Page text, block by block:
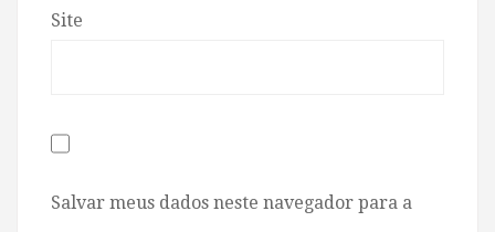
Site
Salvar meus dados neste navegador para a